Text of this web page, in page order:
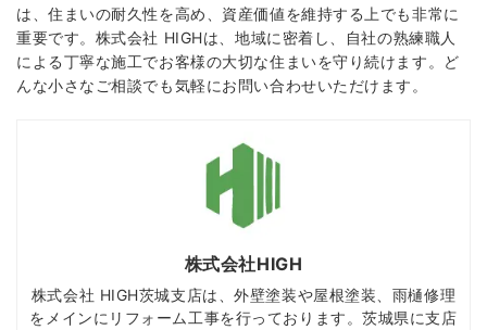
は、住まいの耐久性を高め、資産価値を維持する上でも非常に
重要です。株式会社 HIGHは、地域に密着し、自社の熟練職人
による丁寧な施工でお客様の大切な住まいを守り続けます。ど
んな小さなご相談でも気軽にお問い合わせいただけます。
株式会社HIGH
株式会社 HIGH茨城支店は、外壁塗装や屋根塗装、雨樋修理
をメインにリフォーム工事を行っております。茨城県に支店